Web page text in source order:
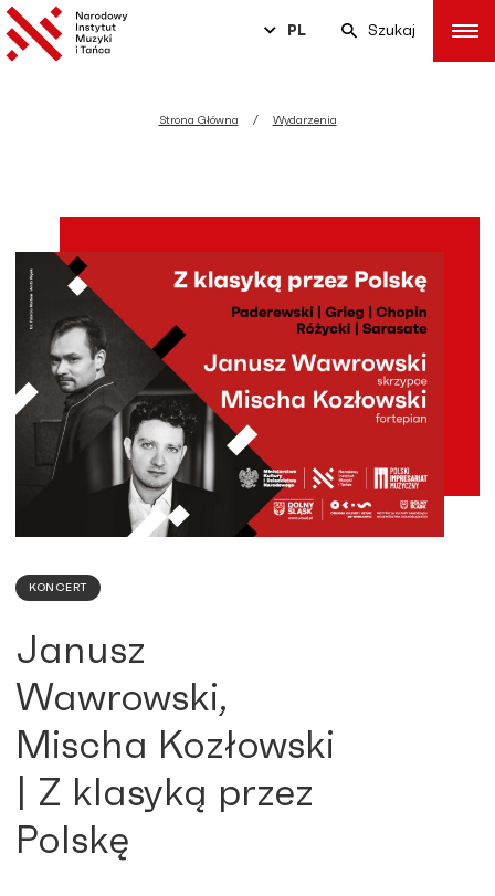
PL Szukaj
Strona Główna Wydarzenia
KONCERT
Janusz
Wawrowski,
Mischa Kozłowski
| Z klasyką przez
Polskę